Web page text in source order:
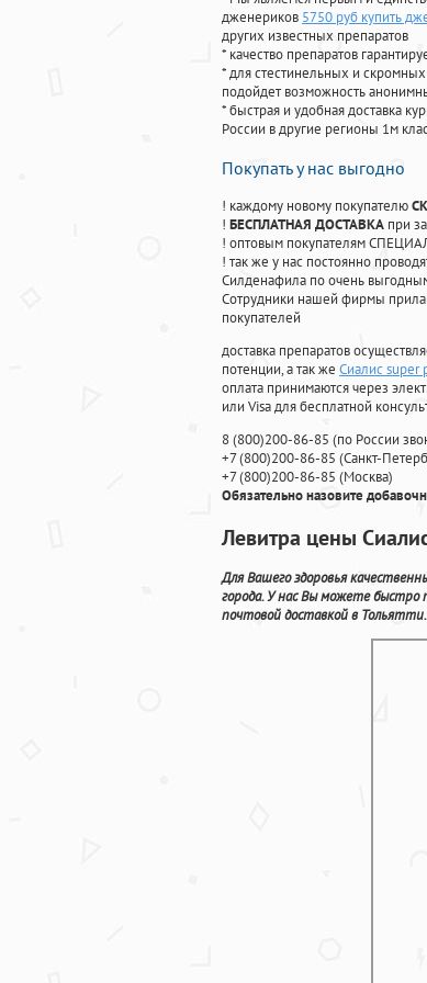
дженериков 5750 руб купить
других известных препаратов
* качество препаратов
* для стестинельных и
подойдет возможность
* быстрая и удобная доставка
России в другие регионы 1м
Покупать у нас выгодно
! каждому новому покупателю
! БЕСПЛАТНАЯ ДОСТАВКА при
! оптовым покупателям
! так же у нас постоянно
Силденафила по очень
Cотрудники нашей фирмы
покупателей
доставка препаратов
потенции, а так же Сиалис super
оплата принимаются через
или Visa для бесплатной
8(800)200-86-85 (по России
+7(800)200-86-85 (Санкт-
+7(800)200-86-85 (Москва)
Обязательно назовите
Левитра цены
Для Вашего здоровья
города. У нас Вы можете быстро
почтовой доставкой в Тольятти.